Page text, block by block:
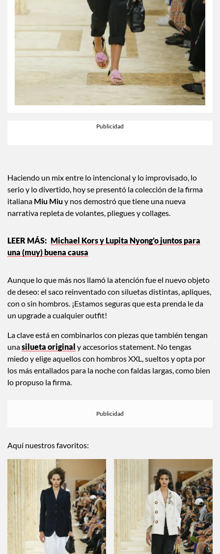
Haciendo un mix entre lo intencional y lo improvisado, lo
serio y lo divertido, hoy se presentó la colección de la firma
italiana Miu Miu y nos demostró que tiene una nueva
narrativa repleta de volantes, pliegues y collages.
Michael Kors y Lupita Nyong’o juntos para
una (muy) buena causa
Aunque lo que más nos llamó la atención fue el nuevo objeto
de deseo: el saco reinventado con siluetas distintas, apliques,
con o sin hombros. ¡Estamos seguras que esta prenda le da
un upgrade a cualquier outfit!
La clave está en combinarlos con piezas que también tengan
unasilueta original y accesorios statement. No tengas
miedo y elige aquellos con hombros XXL, sueltos y opta por
los más entallados para la noche con faldas largas, como bien
lo propuso la firma.
Aquí nuestros favoritos: